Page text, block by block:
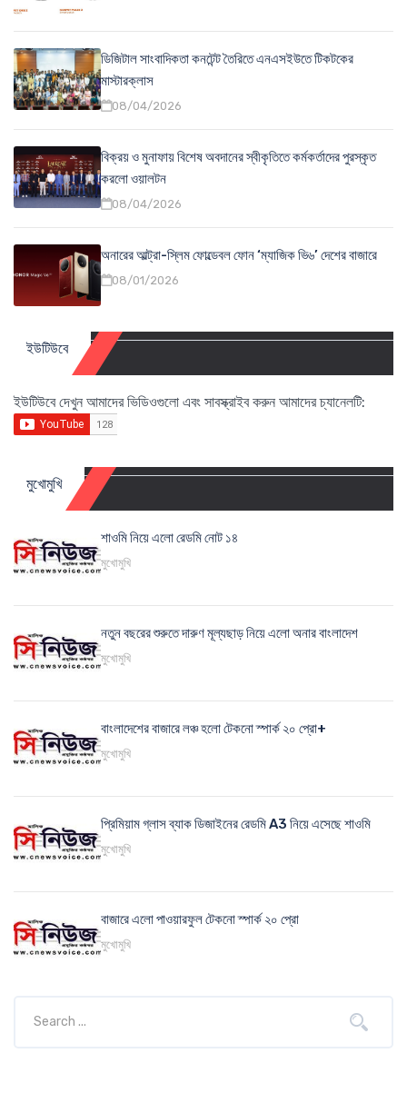
ডিজিটাল সাংবাদিকতা কনটেন্ট তৈরিতে এনএসইউতে টিকটকের
মাস্টারক্লাস
08/04/2026
বিক্রয় ও মুনাফায় বিশেষ অবদানের স্বীকৃতিতে কর্মকর্তাদের পুরস্কৃত
করলো ওয়ালটন
08/04/2026
অনারের আল্ট্রা-স্লিম ফোল্ডেবল ফোন ‘ম্যাজিক ভি৬’ দেশের বাজারে
08/01/2026
ইউটিউবে
ইউটিউবে দেখুন আমাদের ভিডিওগুলো এবং সাবস্ক্রাইব করুন আমাদের চ্যানেলটি:
মুখোমুখি
শাওমি নিয়ে এলো রেডমি নোট ১৪
মুখোমুখি
নতুন বছরের শুরুতে দারুণ মূল্যছাড় নিয়ে এলো অনার বাংলাদেশ
মুখোমুখি
বাংলাদেশের বাজারে লঞ্চ হলো টেকনো স্পার্ক ২০ প্রো+
মুখোমুখি
প্রিমিয়াম গ্লাস ব্যাক ডিজাইনের রেডমি A3 নিয়ে এসেছে শাওমি
মুখোমুখি
বাজারে এলো পাওয়ারফুল টেকনো স্পার্ক ২০ প্রো
মুখোমুখি